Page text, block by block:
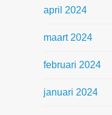
april 2024
maart 2024
februari 2024
januari 2024